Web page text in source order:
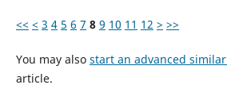
<< < 3 4 5 6 7 8 9 10 11 12 > >>
You may also start an advanced
article.